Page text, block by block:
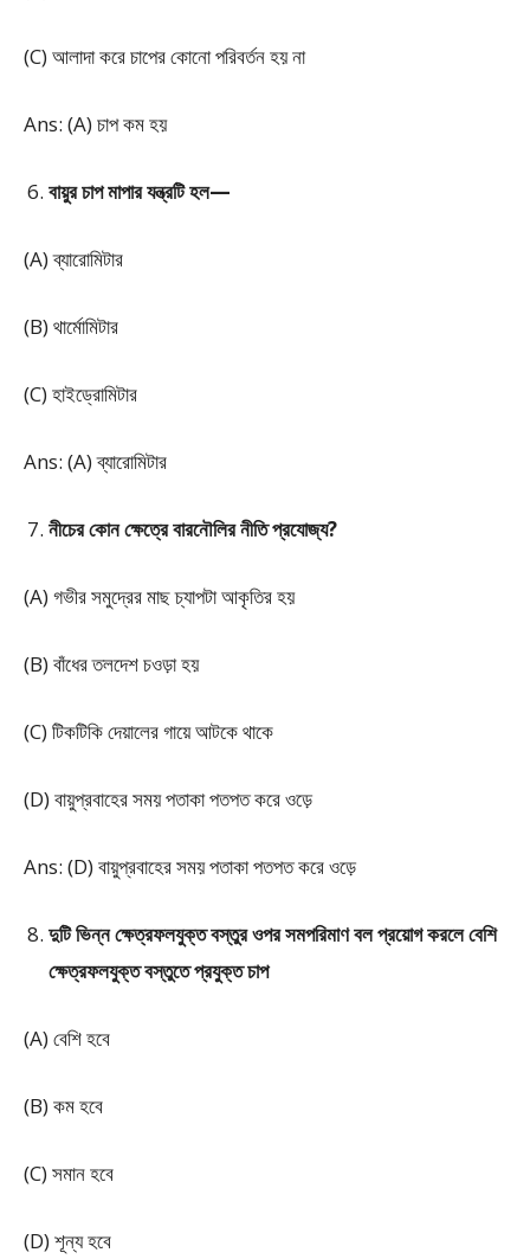
(C) আলাদা করে চাপের কোনো পরিবর্তন হয় না
Ans: (A) চাপ কম হয়
বায়ুর চাপ মাপার যন্ত্রটি হল—
(A) ব্যারোমিটার
(B) থার্মোমিটার
(C) হাইড্রোমিটার
Ans: (A) ব্যারোমিটার
নীচের কোন ক্ষেত্রে বারনৌলির নীতি প্রযোজ্য?
(A) গভীর সমুদ্রের মাছ চ্যাপটা আকৃতির হয়
(B) বাঁধের তলদেশ চওড়া হয়
(C) টিকটিকি দেয়ালের গায়ে আটকে থাকে
(D) বায়ুপ্রবাহের সময় পতাকা পতপত করে ওড়ে
Ans: (D) বায়ুপ্রবাহের সময় পতাকা পতপত করে ওড়ে
দুটি ভিন্ন ক্ষেত্রফলযুক্ত বস্তুর ওপর সমপরিমাণ বল প্রয়োগ করলে বেশি
ক্ষেত্রফলযুক্ত বস্তুতে প্রযুক্ত চাপ
(A) বেশি হবে
(B) কম হবে
(C) সমান হবে
(D) শূন্য হবে